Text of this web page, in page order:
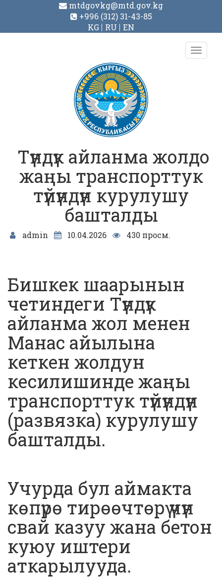
mtdgovkg@mtd.gov.kg
+996 (312) 31-43-85
KG
RU EN
Toggle
Түндүк айланма жолдо
жаңы транспорттук
түйүндүн курулушу
башталды
admin 10.04.2026 430 просм.
Бишкек шаарынын
четиндеги Түндүк
айланма жол менен
Манас айылына
кеткен жолдун
кесилишинде жаңы
транспорттук түйүндүн
(развязка) курулушу
башталды.
Учурда бул аймакта
көпүрө тирөөчтөрү үчүн
свай казуу жана бетон
куюу иштери
аткарылууда.